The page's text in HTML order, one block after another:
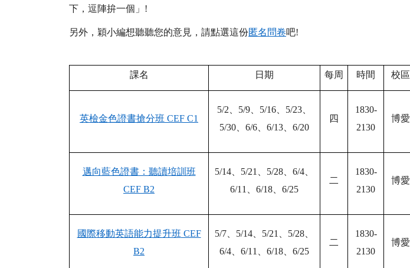
下，逗陣拚一個」 !
另外，穎小編想聽聽您的意見，請點選這份匿名問卷吧!
課名 日期 每周 時間 校區
英檢金色證書搶分班 CEF C1
5/2 5/9 5/16 5/23
5/30
6/6 6/13 6/20
四
1830-
2130
博愛
邁向藍色證書：聽讀培訓班
CEF B2
5/14 5/21 5/28 6/4
6/11
6/18 6/25
二
1830-
2130
博愛
國際移動英語能力提升班 CEF
B2
5/7 5/14 5/21 5/28
6/4
6/11 6/18 6/25
二
1830-
2130
博愛